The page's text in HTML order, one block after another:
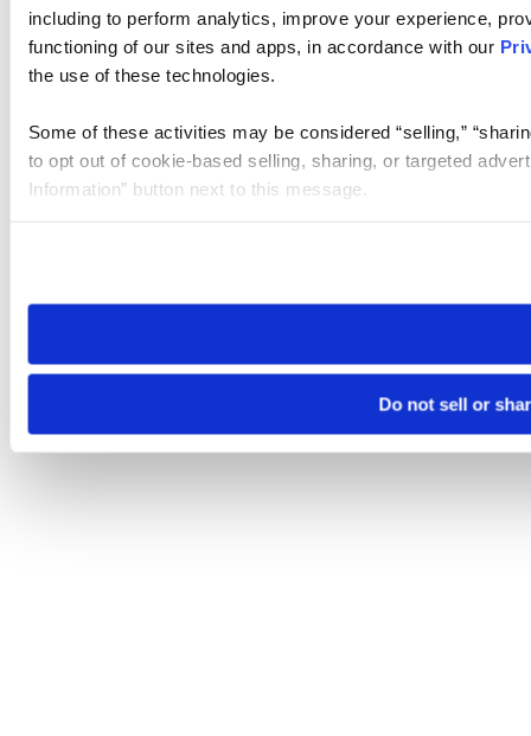
including to perform analytics, improve your experience,
functioning of our sites and apps, in accordance with our
the use of these technologies.
Some of these activities may be considered “selling,”
to opt out of cookie-based selling, sharing, or targeted
Information” button next to this message.
need to be set again.
Do not sell or